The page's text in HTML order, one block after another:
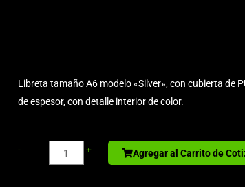
Libreta tamaño A6 modelo «Silver», con cubierta de
de espesor, con detalle interior de color.
- + Agregar al Carrito de